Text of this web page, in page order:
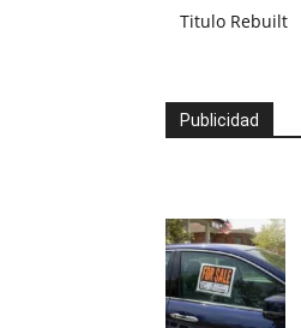
Titulo Rebuilt
Publicidad